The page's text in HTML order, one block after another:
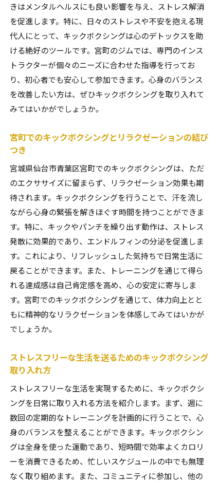
きはメンタルヘルスにも良い影響を与え、ストレス解消
を促進します。特に、日々のストレスや不安を抱える現
代人にとって、キックボクシングは心のデトックスを助
ける絶好のツールです。宮町のジムでは、専門のインス
トラクターが個々のニーズに合わせた指導を行ってお
り、初心者でも安心して参加できます。心身のバランス
を改善したい方は、ぜひキックボクシングを取り入れて
みてはいかがでしょうか。
宮町でのキックボクシングとリラクゼーションの結び
つき
宮城県仙台市青葉区宮町でのキックボクシングは、ただ
のエクササイズに留まらず、リラクゼーション効果も期
待されます。キックボクシングを行うことで、汗を流し
ながら心身の緊張を解きほぐす時間を持つことができま
す。特に、キックやパンチを繰り出す動作は、ストレス
発散に効果的であり、エンドルフィンの分泌を促進しま
す。これにより、リフレッシュした気持ちで日常生活に
戻ることができます。また、トレーニングを通じて得ら
れる達成感は自己肯定感を高め、心の安定に寄与しま
す。宮町でのキックボクシングを通じて、体力向上とと
もに精神的なリラクゼーションを体感してみてはいかが
でしょうか。
ストレスフリーな生活を送るためのキックボクシング
取り入れ方
ストレスフリーな生活を実現するために、キックボクシ
ングを日常に取り入れる方法を紹介します。まず、週に
数回の定期的なトレーニングを計画的に行うことで、心
身のバランスを整えることができます。キックボクシン
グは全身を使った運動であり、短時間で効率よくカロリ
ーを消費できるため、忙しいスケジュールの中でも無理
なく取り組めます。また、コミュニティに参加し、他の